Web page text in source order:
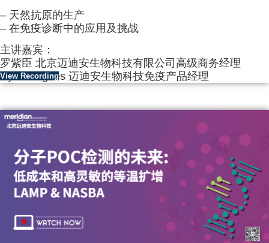
– 天然抗原的生产
– 在免疫诊断中的应用及挑战
主讲嘉宾：
罗紫臣 北京迈迪安生物科技有限公司高级商务经理
Ryan Hughes 迈迪安生物科技免疫产品经理
View Recording